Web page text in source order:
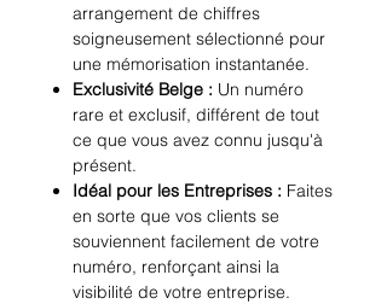
arrangement de chiffres
soigneusement sélectionné pour
une mémorisation instantanée.
Exclusivité Belge : Un numéro
rare et exclusif, différent de tout
ce que vous avez connu jusqu'à
présent.
Idéal pour les Entreprises : Faites
en sorte que vos clients se
souviennent facilement de votre
numéro, renforçant ainsi la
visibilité de votre entreprise.